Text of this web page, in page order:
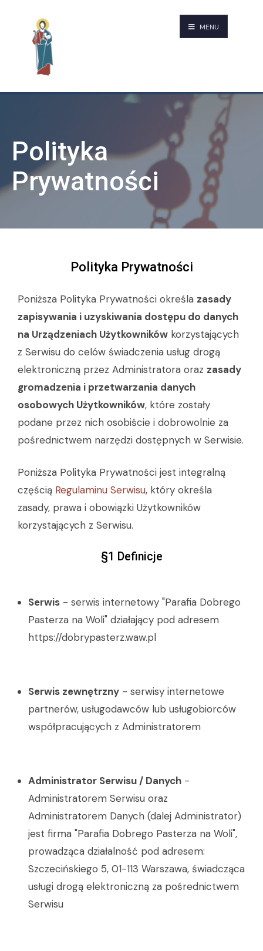
MENU
Polityka
Prywatności
Polityka Prywatności
Poniższa Polityka Prywatności określa zasady
zapisywania i uzyskiwania dostępu do danych
na Urządzeniach Użytkowników korzystających
z Serwisu do celów świadczenia usług drogą
elektroniczną przez Administratora oraz zasady
gromadzenia i przetwarzania danych
osobowych Użytkowników, które zostały
podane przez nich osobiście i dobrowolnie za
pośrednictwem narzędzi dostępnych w Serwisie.
Poniższa Polityka Prywatności jest integralną
częścią Regulaminu Serwisu, który określa
zasady, prawa i obowiązki Użytkowników
korzystających z Serwisu.
§1 Definicje
Serwis - serwis internetowy "Parafia Dobrego
Pasterza na Woli" działający pod adresem
https://dobrypasterz.waw.pl
Serwis zewnętrzny - serwisy internetowe
partnerów, usługodawców lub usługobiorców
współpracujących z Administratorem
Administrator Serwisu / Danych -
Administratorem Serwisu oraz
Administratorem Danych (dalej Administrator)
jest firma "Parafia Dobrego Pasterza na Woli",
prowadząca działalność pod adresem:
Szczecińskiego 5, 01-113 Warszawa, świadcząca
usługi drogą elektroniczną za pośrednictwem
Serwisu